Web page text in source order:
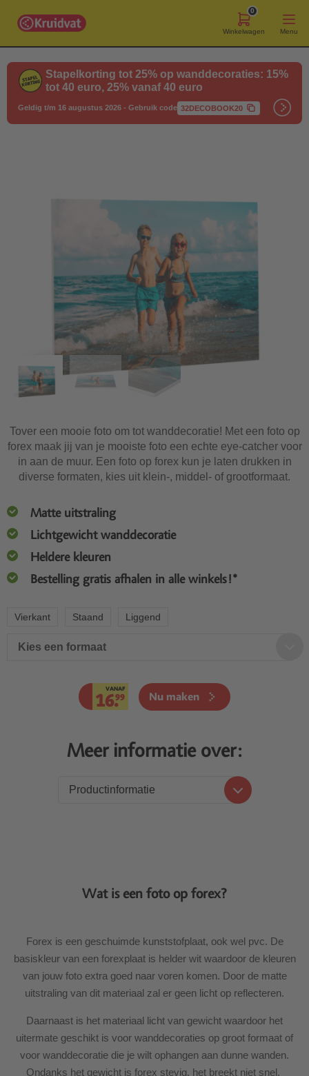
0
Winkelwagen Menu
Stapelkorting tot 25% op wanddecoraties: 15%
tot 40 euro, 25% vanaf 40 euro
Geldig t/m 16 augustus 2026 - Gebruik code 32DECOBOOK20
Tover een mooie foto om tot wanddecoratie! Met een foto op
forex maak jij van je mooiste foto een echte eye-catcher voor
in aan de muur. Een foto op forex kun je laten drukken in
diverse formaten, kies uit klein-, middel- of grootformaat.
Matte uitstraling
Lichtgewicht wanddecoratie
Heldere kleuren
Bestelling gratis afhalen in alle winkels!*
Vierkant Staand Liggend
Kies een formaat
VANAF
16.99 Nu maken
Meer informatie over:
Productinformatie
Wat is een foto op forex?
Forex is een geschuimde kunststofplaat, ook wel pvc. De
basiskleur van een forexplaat is helder wit waardoor de kleuren
van jouw foto extra goed naar voren komen. Door de matte
uitstraling van dit materiaal zal er geen licht op reflecteren.
Daarnaast is het materiaal licht van gewicht waardoor het
uitermate geschikt is voor wanddecoraties op groot formaat of
voor wanddecoratie die je wilt ophangen aan dunne wanden.
Ondanks het gewicht is forex stevig, het breekt niet snel.